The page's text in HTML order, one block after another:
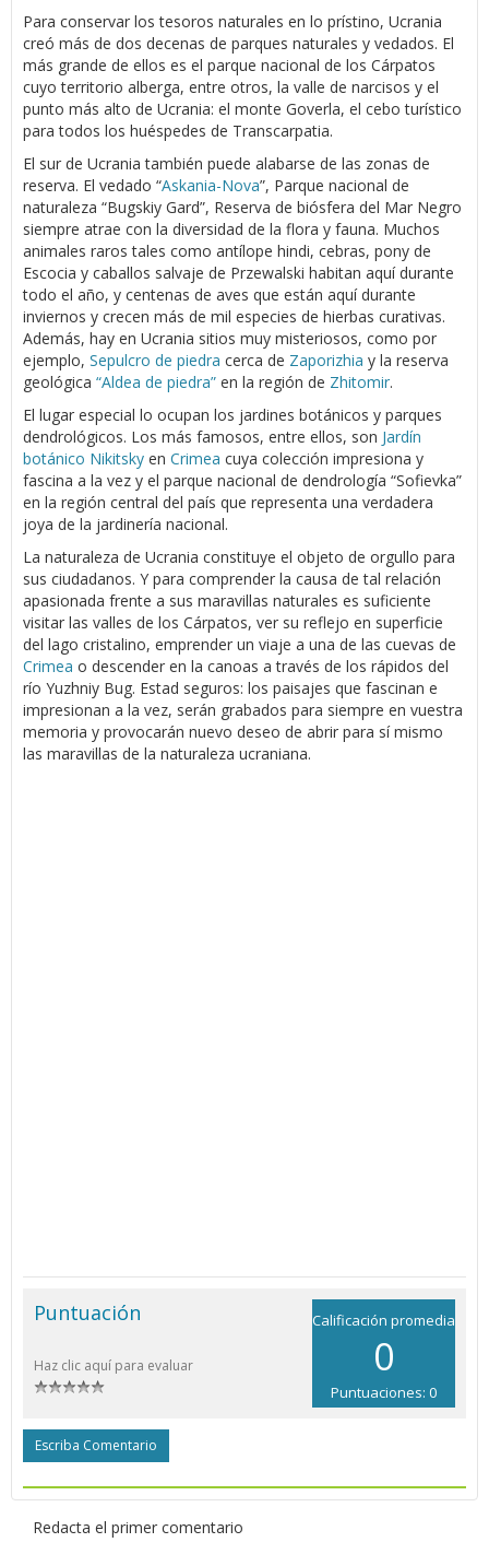
Para conservar los tesoros naturales en lo prístino, Ucrania
creó más de dos decenas de parques naturales y vedados. El
más grande de ellos es el parque nacional de los Cárpatos
cuyo territorio alberga, entre otros, la valle de narcisos y el
punto más alto de Ucrania: el monte Goverla, el cebo turístico
para todos los huéspedes de Transcarpatia.
El sur de Ucrania también puede alabarse de las zonas de
reserva. El vedado “Askania-Nova”, Parque nacional de
naturaleza “Bugskiy Gard”, Reserva de biósfera del Mar Negro
siempre atrae con la diversidad de la flora y fauna. Muchos
animales raros tales como antílope hindi, cebras, pony de
Escocia y caballos salvaje de Przewalski habitan aquí durante
todo el año, y centenas de aves que están aquí durante
inviernos y crecen más de mil especies de hierbas curativas.
Además, hay en Ucrania sitios muy misteriosos, como por
ejemplo, Sepulcro de piedra cerca de Zaporizhia y la reserva
geológica “Aldea de piedra” en la región de Zhitomir.
El lugar especial lo ocupan los jardines botánicos y parques
dendrológicos. Los más famosos, entre ellos, son Jardín
botánico Nikitsky en Crimea cuya colección impresiona y
fascina a la vez y el parque nacional de dendrología “Sofievka”
en la región central del país que representa una verdadera
joya de la jardinería nacional.
La naturaleza de Ucrania constituye el objeto de orgullo para
sus ciudadanos. Y para comprender la causa de tal relación
apasionada frente a sus maravillas naturales es suficiente
visitar las valles de los Cárpatos, ver su reflejo en superficie
del lago cristalino, emprender un viaje a una de las cuevas de
Crimea o descender en la canoas a través de los rápidos del
río Yuzhniy Bug. Estad seguros: los paisajes que fascinan e
impresionan a la vez, serán grabados para siempre en vuestra
memoria y provocarán nuevo deseo de abrir para sí mismo
las maravillas de la naturaleza ucraniana.
Calificación promedia
0
Puntuaciones: 0
Puntuación
Haz clic aquí para evaluar
Escriba Comentario
Redacta el primer comentario